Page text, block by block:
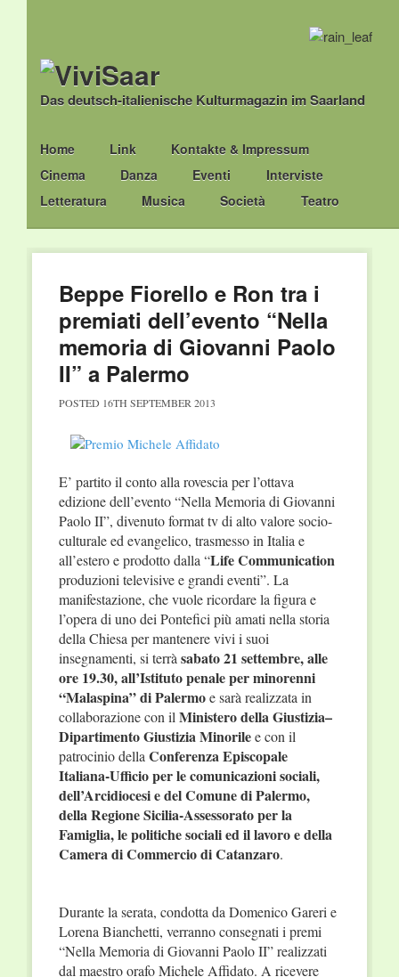
Das deutsch-italienische Kulturmagazin im Saarland
Main menu
Skip
to
content
Home Link
Kontakte & Impressum
Cinema
Danza Eventi
Interviste
Letteratura
Musica Società Teatro
Beppe Fiorello e Ron tra i
premiati dell’evento “Nella
memoria di Giovanni Paolo
II” a Palermo
POSTED 16TH SEPTEMBER 2013
E’ partito il conto alla rovescia per l’ottava
edizione dell’evento “Nella Memoria di Giovanni
Paolo II”, divenuto format tv di alto valore socio-
culturale ed evangelico, trasmesso in Italia e
all’estero e prodotto dalla “Life Communication
produzioni televisive e grandi eventi”. La
manifestazione, che vuole ricordare la figura e
l’opera di uno dei Pontefici più amati nella storia
della Chiesa per mantenere vivi i suoi
insegnamenti, si terràsabato 21 settembre, alle
ore 19.30,all’Istituto penale per minorenni
“Malaspina” di Palermoe sarà realizzata in
collaborazione con il Ministero della Giustizia–
Dipartimento Giustizia Minorilee con il
patrocinio della Conferenza Episcopale
Italiana-Ufficio per le comunicazioni sociali,
dell’Arcidiocesi e del Comune di Palermo,
della Regione Sicilia-Assessorato per la
Famiglia, le politiche sociali ed il lavoro e della
Camera di Commercio di Catanzaro.
Durante la serata, condotta da Domenico Gareri e
Lorena Bianchetti, verranno consegnati i premi
“Nella Memoria di Giovanni Paolo II” realizzati
dal maestro orafo Michele Affidato. A ricevere